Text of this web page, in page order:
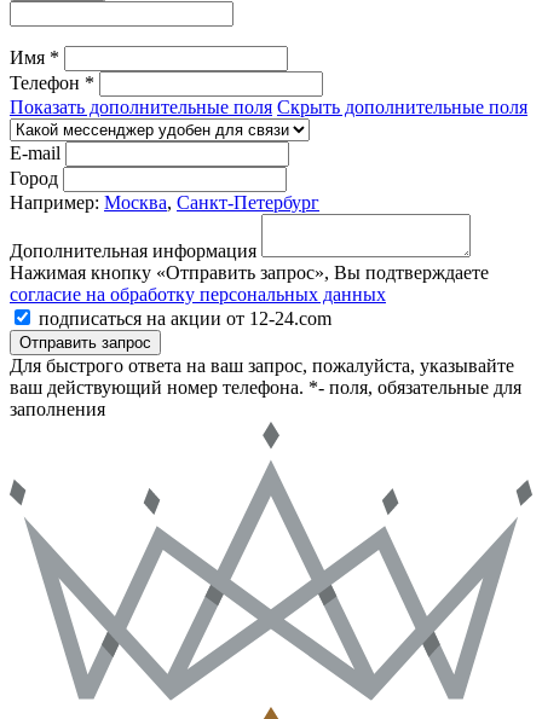
Имя *
Телефон *
Показать дополнительные поля Скрыть дополнительные поля
E-mail
Город
Например: Москва, Санкт-Петербург
Дополнительная информация
Нажимая кнопку «Отправить запрос», Вы подтверждаете
согласие на обработку персональных данных
подписаться на акции от 12-24.com
Отправить запрос
Для быстрого ответа на ваш запрос, пожалуйста, указывайте
ваш действующий номер телефона. *- поля, обязательные для
заполнения